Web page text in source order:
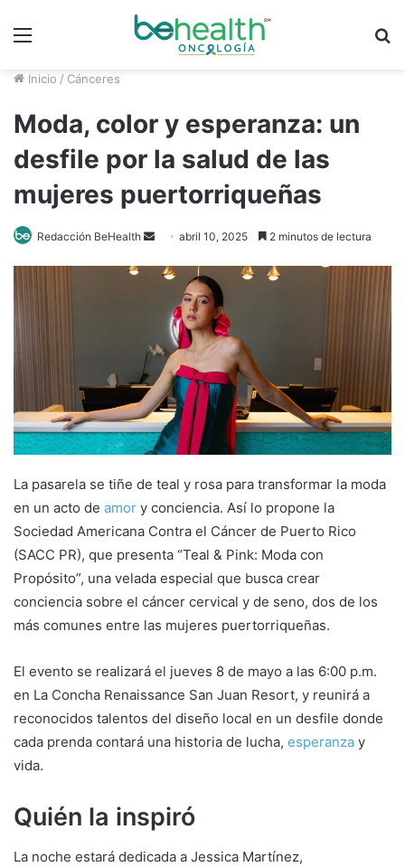
Inicio / Cánceres
Moda, color y esperanza: un
desfile por la salud de las
mujeres puertorriqueñas
Redacción BeHealth
n
m
a
i
l
abril 10, 2025 2 minutos de lectura
La pasarela se tiñe de teal y rosa para transformar la moda
en un acto de amor y conciencia. Así lo propone la
Sociedad Americana Contra el Cáncer de Puerto Rico
(SACC PR), que presenta “Teal & Pink: Moda con
Propósito”, una velada especial que busca crear
conciencia sobre el cáncer cervical y de seno, dos de los
más comunes entre las mujeres puertorriqueñas.
El evento se realizará el jueves 8 de mayo a las 6:00 p.m.
en La Concha Renaissance San Juan Resort, y reunirá a
reconocidos talentos del diseño local en un desfile donde
cada prenda contará una historia de lucha, esperanza y
vida.
Quién la inspiró
La noche estará dedicada a Jessica Martínez,